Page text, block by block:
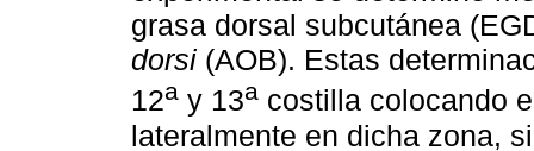
grasa dorsal subcutánea
dorsi (AOB). Estas
12a y 13a costilla colocando
lateralmente en dicha zona,